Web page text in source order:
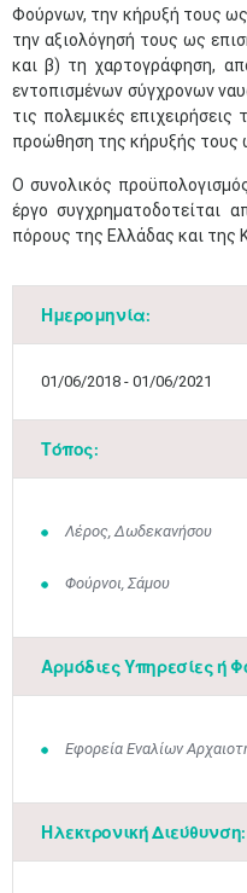
Φούρνων, την κήρυξή τους
την αξιολόγησή τους ως
και β) τη χαρτογράφηση,
εντοπισμένων σύγχρονων
τις πολεμικές
προώθηση της κήρυξής τους
Ο συνολικός
έργο συγχρηματοδοτείται
πόρους της Ελλάδας και της
Ημερομηνία:
01/06/2018 - 01/06/2021
Τόπος:
Λέρος, Δωδεκανήσου
Φούρνοι, Σάμου
Αρμόδιες Υπηρεσίες ή
Εφορεία Εναλίων
Ηλεκτρονική Διεύθυνση: